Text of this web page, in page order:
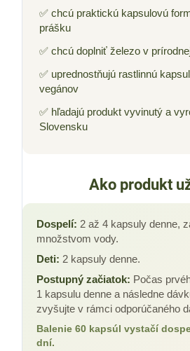
✅ chcú praktickú kapsulovú
prášku
✅ chcú doplniť železo v
✅ uprednostňujú rastlinnú
vegánov
✅ hľadajú produkt vyvinutý a
Slovensku
Ako produkt
Dospelí: 2 až 4 kapsuly denne,
množstvom vody.
Deti: 2 kapsuly denne.
Postupný začiatok: Počas
1 kapsulu denne a následne
zvyšujte v rámci odporúčaného
Balenie 60 kapsúl vystačí
dní.